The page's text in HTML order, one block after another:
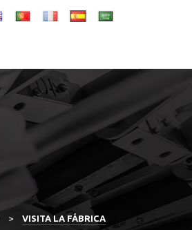
> VISITA LA FÁBRICA